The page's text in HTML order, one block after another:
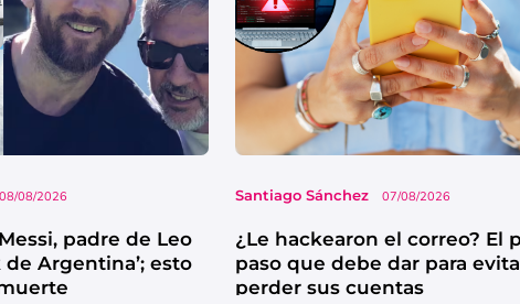
08/08/2026
padre de Leo
de Argentina’; esto
Santiago Sánchez 07/08/2026
¿Le hackearon el correo? El
paso que debe dar para
perder sus cuentas